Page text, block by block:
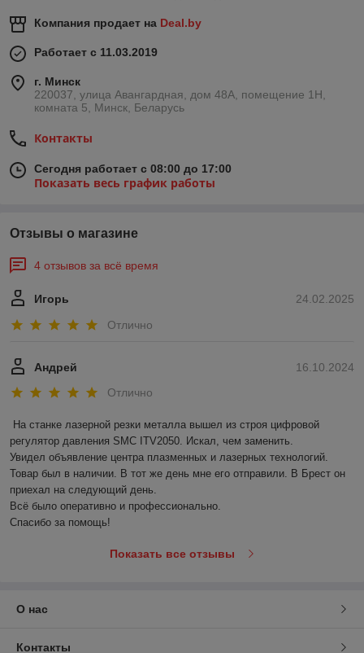
Компания продает на Deal.by
Работает с 11.03.2019
г. Минск
220037, улица Авангардная, дом 48А, помещение 1Н,
комната 5, Минск, Беларусь
Контакты
Сегодня работает с 08:00 до 17:00
Показать весь график работы
Отзывы о магазине
4 отзывов за всё время
24.02.2025
Игорь
Отлично
16.10.2024
Андрей
Отлично
На станке лазерной резки металла вышел из строя цифровой
регулятор давления SMC ITV2050. Искал, чем заменить.
Увидел объявление центра плазменных и лазерных технологий.
Товар был в наличии. В тот же день мне его отправили. В Брест он
приехал на следующий день.
Всё было оперативно и профессионально.
Спасибо за помощь!
Показать все отзывы
О нас
Контакты